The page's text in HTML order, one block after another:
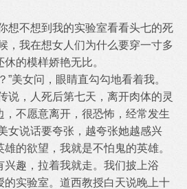
不想到我的实验室看看头七的死
，我在想女人们为什么要穿一寸多
的模样娇艳无比。
女问，眼睛直勾勾地看着我。
，人死后第七天，离开肉体的灵
，不愿意离开，很恐怖，经常发生
女说话要夸张，越夸张她越感兴
的欲望，我就是不怕鬼的英雄。
趣，拉着我就走。我们披上浴
的实验室。道西教授白天说晚上十